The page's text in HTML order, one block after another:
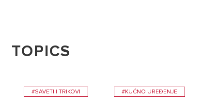
TOPICS
#SAVETI I TRIKOVI #KUĆNO UREĐENJE